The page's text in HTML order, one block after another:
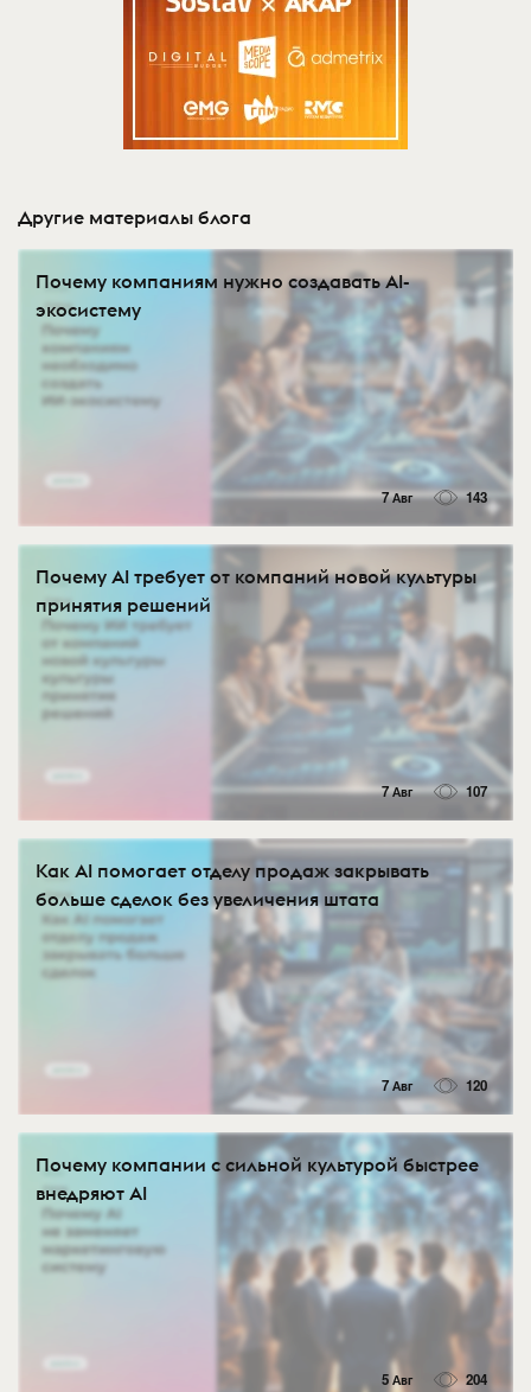
Другие материалы блога
Почему компаниям нужно создавать AI-
экосистему
7 Авг 143
Почему AI требует от компаний новой культуры
принятия решений
7 Авг 107
Как AI помогает отделу продаж закрывать
больше сделок без увеличения штата
7 Авг 120
Почему компании с сильной культурой быстрее
внедряют AI
5 Авг 204